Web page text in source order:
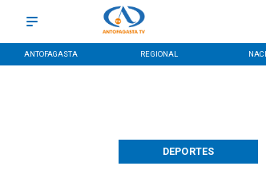
ANTOFAGASTA REGIONAL
DEPORTES